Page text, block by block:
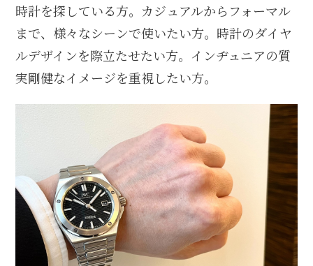
時計を探している方。カジュアルからフォーマル
まで、様々なシーンで使いたい方。時計のダイヤ
ルデザインを際立たせたい方。インヂュニアの質
実剛健なイメージを重視したい方。